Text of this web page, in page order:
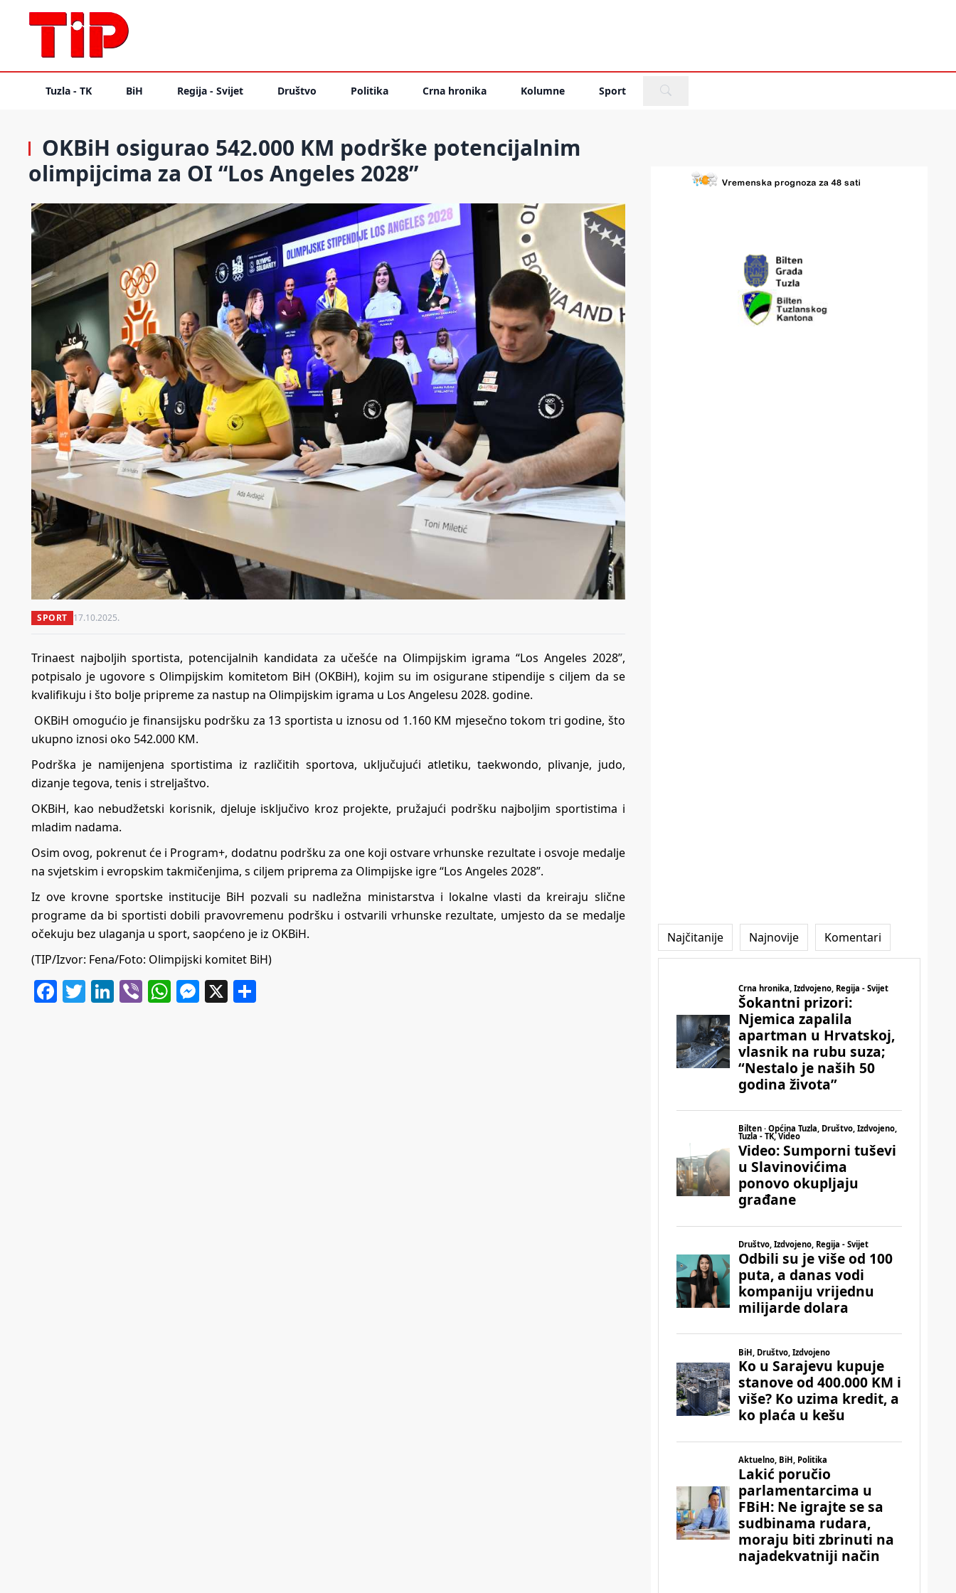
Tuzla - TK BiH Regija - Svijet Društvo Politika Crna hronika Kolumne Sport
OKBiH osigurao 542.000 KM podrške potencijalnim
olimpijcima za OI “Los Angeles 2028”
SPORT 17.10.2025.
Trinaest najboljih sportista, potencijalnih kandidata za učešće na Olimpijskim igrama “Los Angeles 2028”,
potpisalo je ugovore s Olimpijskim komitetom BiH (OKBiH), kojim su im osigurane stipendije s ciljem da se
kvalifikuju i što bolje pripreme za nastup na Olimpijskim igrama u Los Angelesu 2028. godine.
OKBiH omogućio je finansijsku podršku za 13 sportista u iznosu od 1.160 KM mjesečno tokom tri godine, što
ukupno iznosi oko 542.000 KM.
Podrška je namijenjena sportistima iz različitih sportova, uključujući atletiku, taekwondo, plivanje, judo,
dizanje tegova, tenis i streljaštvo.
OKBiH, kao nebudžetski korisnik, djeluje isključivo kroz projekte, pružajući podršku najboljim sportistima i
mladim nadama.
Osim ovog, pokrenut će i Program+, dodatnu podršku za one koji ostvare vrhunske rezultate i osvoje medalje
na svjetskim i evropskim takmičenjima, s ciljem priprema za Olimpijske igre “Los Angeles 2028”.
Iz ove krovne sportske institucije BiH pozvali su nadležna ministarstva i lokalne vlasti da kreiraju slične
programe da bi sportisti dobili pravovremenu podršku i ostvarili vrhunske rezultate, umjesto da se medalje
očekuju bez ulaganja u sport, saopćeno je iz OKBiH.
(TIP/Izvor: Fena/Foto: Olimpijski komitet BiH)
Facebook
Twitter
LinkedIn
ViberWhatsApp
Messenger
X
Najčitanije Najnovije Komentari